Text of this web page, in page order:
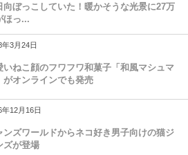
向ぼっこしていた！暖かそうな光景に27万
ほっ...
年3月24日
いねこ顔のフワフワ和菓子「和風マシュマ
がオンラインでも発売
年12月16日
ンズワールドからネコ好き男子向けの猫ジ
ズが登場